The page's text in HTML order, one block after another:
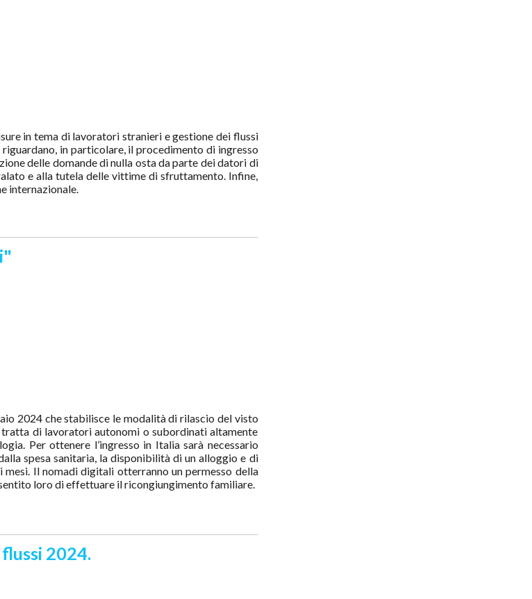
in tema di lavoratori stranieri e gestione dei flussi
in particolare, il procedimento di ingresso
delle domande di nulla osta da parte dei datori di
e alla tutela delle vittime di sfruttamento. Infine,
internazionale.
2024 che stabilisce le modalità di rilascio del visto
tratta di lavoratori autonomi o subordinati altamente
Per ottenere l’ingresso in Italia sarà necessario
spesa sanitaria, la disponibilità di un alloggio e di
mesi. Il nomadi digitali otterranno un permesso della
loro di effettuare il ricongiungimento familiare.
2024.